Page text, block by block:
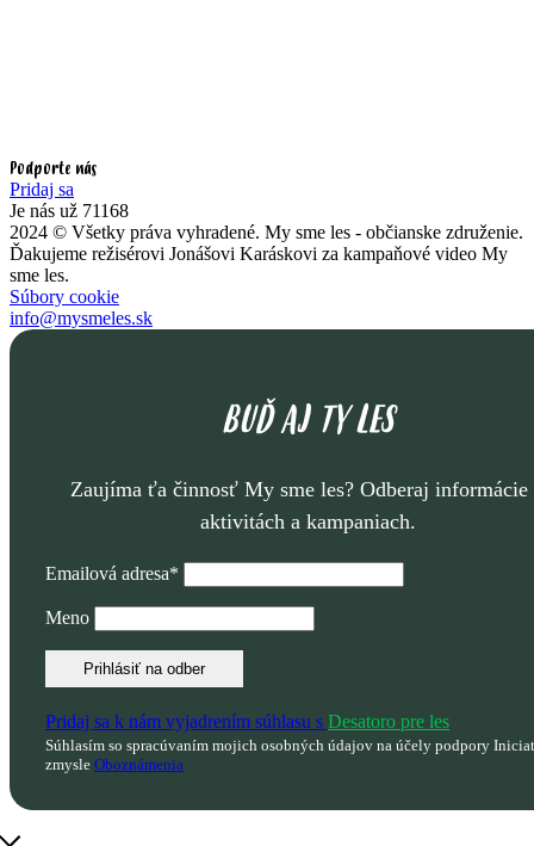
Podporte nás
Pridaj sa
Je nás už 71168
2024 © Všetky práva vyhradené. My sme les - občianske združenie.
Ďakujeme režisérovi Jonášovi Karáskovi za kampaňové video My
sme les.
Súbory cookie
info@mysmeles.sk
BUĎ AJ TY LES
Zaujíma ťa činnosť My sme les? Odberaj informácie
aktivitách a kampaniach.
Emailová adresa*
Meno
Pridaj sa k nám vyjadrením súhlasu s Desatoro pre les
Súhlasím so spracúvaním mojich osobných údajov na účely podpory
zmysle Oboznámenia